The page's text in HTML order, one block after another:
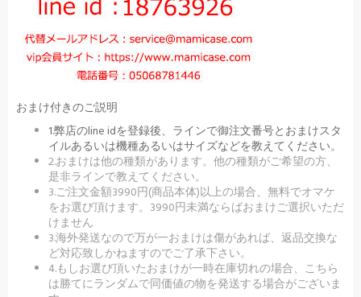
おまけ付きのご説明
1.弊店のline idを登録後、ラインで御注文番号とおまけスタ
イルあるいは機種あるいはサイズなどを教えてください。
2.おまけは他の種類があります。他の種類がご希望の方、
是非ラインで教えてください。
3.ご注文金額3990円(商品本体)以上の場合、無料でオマケ
をお選び頂けます。3990円未満ならばおまけご選択いただ
けません
3.海外発送なので万が一おまけは傷があれば、返品交換な
ど対応致しかねますのでご了承下さい。
4.もしお選び頂いたおまけが一時在庫切れの場合、こちら
は勝てにランダムで同価値の物を発送する場合がございま